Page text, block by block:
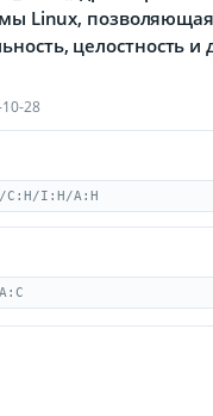
Linux,
целостность и
28
C:H/I:H/A:H